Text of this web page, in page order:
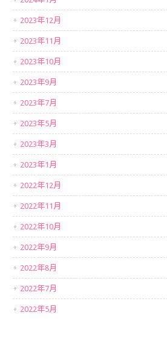
2023年12月
2023年11月
2023年10月
2023年9月
2023年7月
2023年5月
2023年3月
2023年1月
2022年12月
2022年11月
2022年10月
2022年9月
2022年8月
2022年7月
2022年5月